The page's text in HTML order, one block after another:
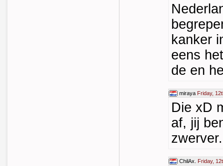
kanker
eens
de en
miraya Friday,
Die xD
af, jij
ChilAx. Friday,